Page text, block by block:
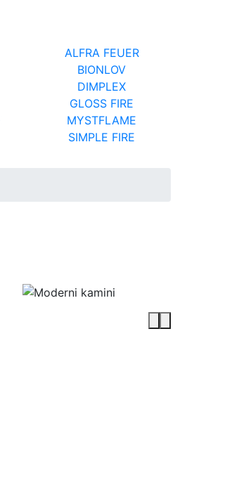
ALFRA FEUER
BIONLOV
DIMPLEX
GLOSS FIRE
MYSTFLAME
SIMPLE FIRE